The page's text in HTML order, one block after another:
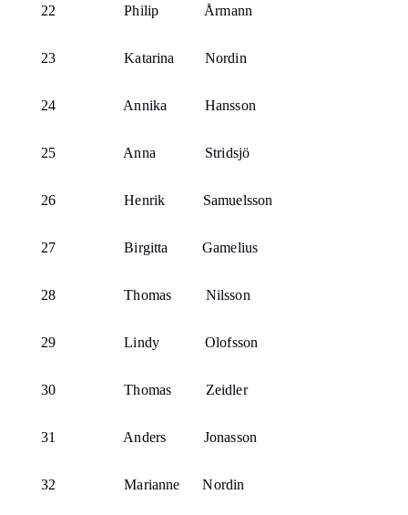
22 Philip Årmann
23 Katarina Nordin
24 Annika Hansson
25 Anna Stridsjö
26 Henrik Samuelsson
27 Birgitta Gamelius
28 Thomas Nilsson
29 Lindy Olofsson
30 Thomas Zeidler
31 Anders Jonasson
32 Marianne Nordin